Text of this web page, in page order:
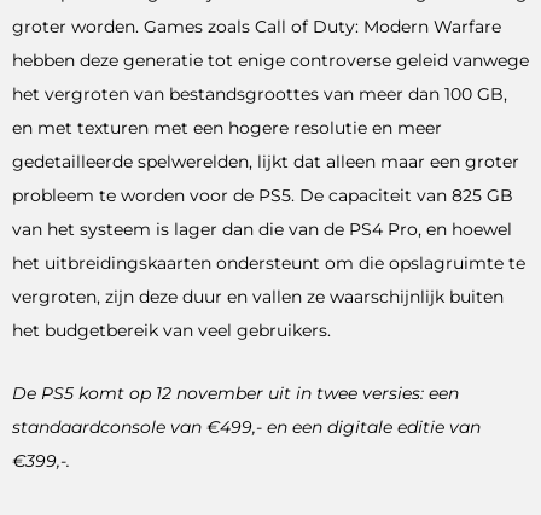
groter worden. Games zoals Call of Duty: Modern Warfare
hebben deze generatie tot enige controverse geleid vanwege
het vergroten van bestandsgroottes van meer dan 100 GB,
en met texturen met een hogere resolutie en meer
gedetailleerde spelwerelden, lijkt dat alleen maar een groter
probleem te worden voor de PS5. De capaciteit van 825 GB
van het systeem is lager dan die van de PS4 Pro, en hoewel
het uitbreidingskaarten ondersteunt om die opslagruimte te
vergroten, zijn deze duur en vallen ze waarschijnlijk buiten
het budgetbereik van veel gebruikers.
De PS5 komt op 12 november uit in twee versies: een
standaardconsole van €499,- en een digitale editie van
€399,-.